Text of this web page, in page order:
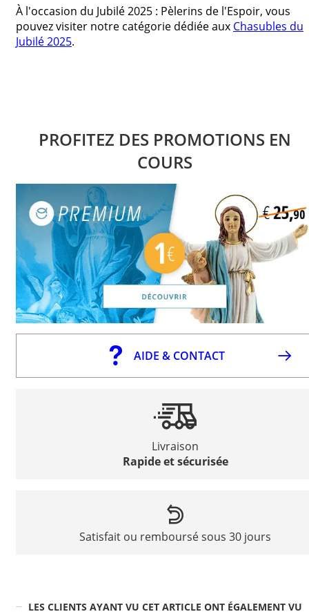
À l'occasion du Jubilé 2025 : Pèlerins de l'Espoir, vous
pouvez visiter notre catégorie dédiée aux Chasubles du
Jubilé 2025.
PROFITEZ DES PROMOTIONS EN
COURS
AIDE & CONTACT
Livraison
Rapide et sécurisée
Satisfait ou remboursé sous 30 jours
LES CLIENTS AYANT VU CET ARTICLE ONT ÉGALEMENT VU